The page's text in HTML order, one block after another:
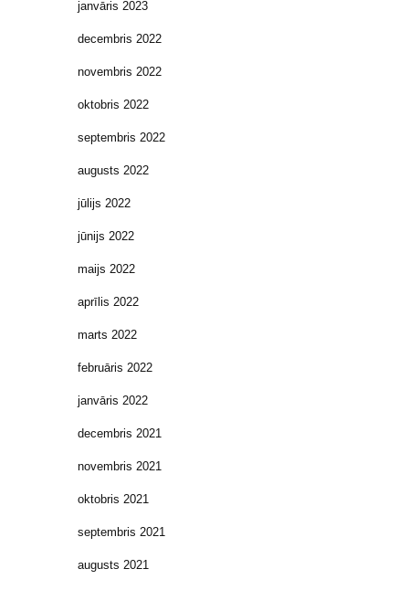
janvāris 2023
decembris 2022
novembris 2022
oktobris 2022
septembris 2022
augusts 2022
jūlijs 2022
jūnijs 2022
maijs 2022
aprīlis 2022
marts 2022
februāris 2022
janvāris 2022
decembris 2021
novembris 2021
oktobris 2021
septembris 2021
augusts 2021